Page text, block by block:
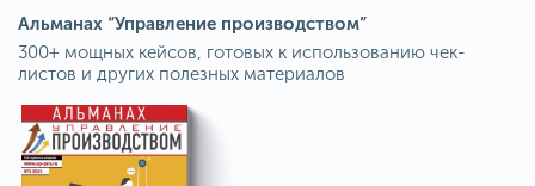
Альманах “Управление производством”
300+ мощных кейсов, готовых к использованию чек-
листов и других полезных материалов